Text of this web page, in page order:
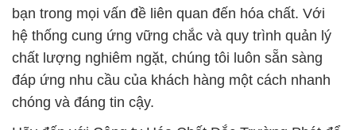
bạn trong mọi vấn đề liên quan đến hóa chất. Với
hệ thống cung ứng vững chắc và quy trình quản lý
chất lượng nghiêm ngặt, chúng tôi luôn sẵn sàng
đáp ứng nhu cầu của khách hàng một cách nhanh
chóng và đáng tin cậy.